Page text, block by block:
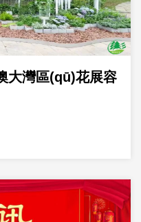
大灣區(qū)花展容